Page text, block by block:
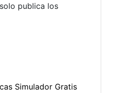
publica los